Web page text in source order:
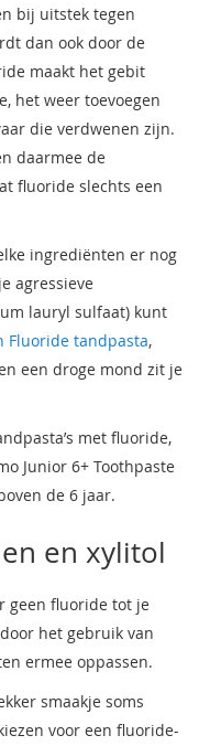
bij uitstek tegen
dan ook door de
maakt het gebit
het weer toevoegen
die verdwenen zijn.
daarmee de
fluoride slechts een
ingrediënten er nog
agressieve
lauryl sulfaat) kunt
Fluoride tandpasta,
een droge mond zit je
met fluoride,
Junior 6+ Toothpaste
de 6 jaar.
en xylitol
geen fluoride tot je
het gebruik van
ermee oppassen.
smaakje soms
voor een fluoride-